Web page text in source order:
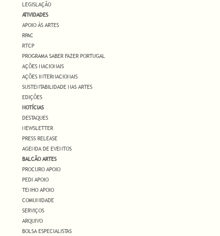
LEGISLAÇÃO
ATIVIDADES
APOIO ÀS ARTES
RPAC
RTCP
PROGRAMA SABER FAZER PORTUGAL
AÇÕES NACIONAIS
AÇÕES INTERNACIONAIS
SUSTENTABILIDADE NAS ARTES
EDIÇÕES
NOTÍCIAS
DESTAQUES
NEWSLETTER
PRESS RELEASE
AGENDA DE EVENTOS
BALCÃO ARTES
PROCURO APOIO
PEDI APOIO
TENHO APOIO
COMUNIDADE
SERVIÇOS
ARQUIVO
BOLSA ESPECIALISTAS